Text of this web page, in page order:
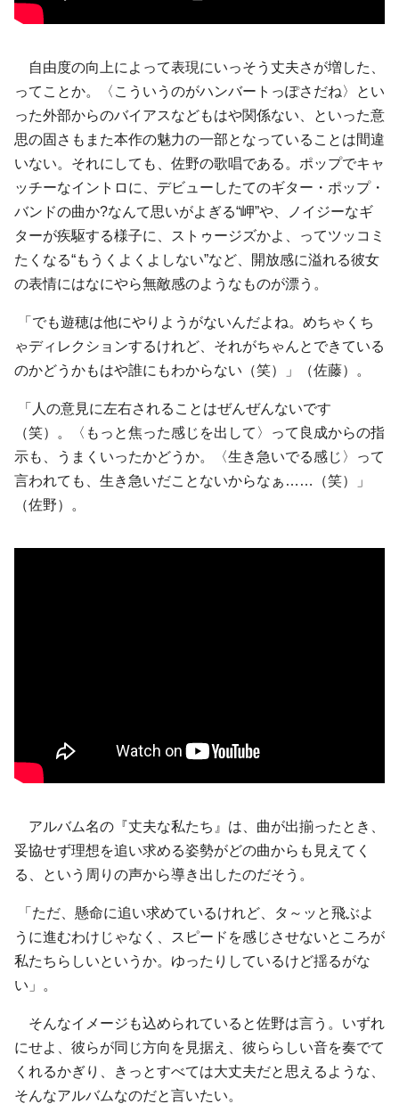
自由度の向上によって表現にいっそう丈夫さが増した、
ってことか。〈こういうのがハンバートっぽさだね〉とい
った外部からのバイアスなどもはや関係ない、といった意
思の固さもまた本作の魅力の一部となっていることは間違
いない。それにしても、佐野の歌唱である。ポップでキャ
ッチーなイントロに、デビューしたてのギター・ポップ・
バンドの曲か?なんて思いがよぎる“岬”や、ノイジーなギ
ターが疾駆する様子に、ストゥージズかよ、ってツッコミ
たくなる“もうくよくよしない”など、開放感に溢れる彼女
の表情にはなにやら無敵感のようなものが漂う。
「でも遊穂は他にやりようがないんだよね。めちゃくち
ゃディレクションするけれど、それがちゃんとできている
のかどうかもはや誰にもわからない（笑）」（佐藤）。
「人の意見に左右されることはぜんぜんないです
（笑）。〈もっと焦った感じを出して〉って良成からの指
示も、うまくいったかどうか。〈生き急いでる感じ〉って
言われても、生き急いだことないからなぁ……（笑）」
（佐野）。
アルバム名の『丈夫な私たち』は、曲が出揃ったとき、
妥協せず理想を追い求める姿勢がどの曲からも見えてく
る、という周りの声から導き出したのだそう。
「ただ、懸命に追い求めているけれど、タ～ッと飛ぶよ
うに進むわけじゃなく、スピードを感じさせないところが
私たちらしいというか。ゆったりしているけど揺るがな
い」。
そんなイメージも込められていると佐野は言う。いずれ
にせよ、彼らが同じ方向を見据え、彼ららしい音を奏でて
くれるかぎり、きっとすべては大丈夫だと思えるような、
そんなアルバムなのだと言いたい。